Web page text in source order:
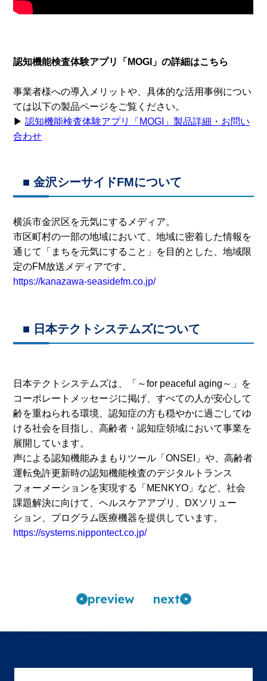
認知機能検査体験アプリ「MOGI」の詳細はこちら
事業者様への導入メリットや、具体的な活用事例につい
ては以下の製品ページをご覧ください。
▶認知機能検査体験アプリ「MOGI」製品詳細・お問い
合わせ
■ 金沢シーサイドFMについて
横浜市金沢区を元気にするメディア。
市区町村の一部の地域において、地域に密着した情報を
通じて「まちを元気にすること」を目的とした、地域限
定のFM放送メディアです。
https://kanazawa-seasidefm.co.jp/
■ 日本テクトシステムズについて
日本テクトシステムズは、「～for peaceful aging～」を
コーポレートメッセージに掲げ、すべての人が安心して
齢を重ねられる環境、認知症の方も穏やかに過ごしてゆ
ける社会を目指し、高齢者・認知症領域において事業を
展開しています。
声による認知機能みまもりツール「ONSEI」や、高齢者
運転免許更新時の認知機能検査のデジタルトランス
フォーメーションを実現する「MENKYO」など、社会
課題解決に向けて、ヘルスケアアプリ、DXソリュー
ション、プログラム医療機器を提供しています。
https://systems.nippontect.co.jp/
preview next